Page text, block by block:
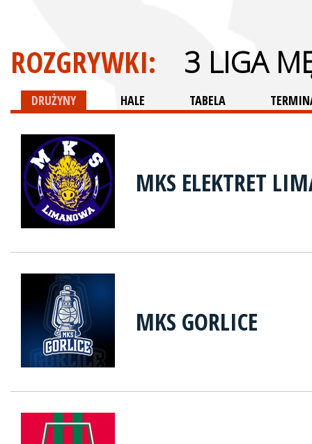
ROZGRYWKI: 3 LIGA
DRUŻYNY HALE TABELA
MKS ELEKTRET
MKS GORLICE